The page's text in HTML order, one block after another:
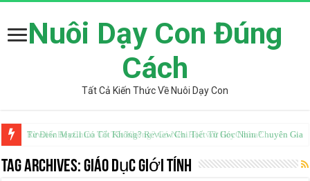
Nuôi Dạy Con Đúng
Cách
Tất Cả Kiến Thức Về Nuôi Dạy Con
Review HeyChina Có Tốt Không? Có Nên Học với HeyChina?
Từ Điển Mazii Có Tốt Không? Review Chi Tiết Từ Góc Nhìn Chuyên Gia
Tag Archives:giáo dục giới tính